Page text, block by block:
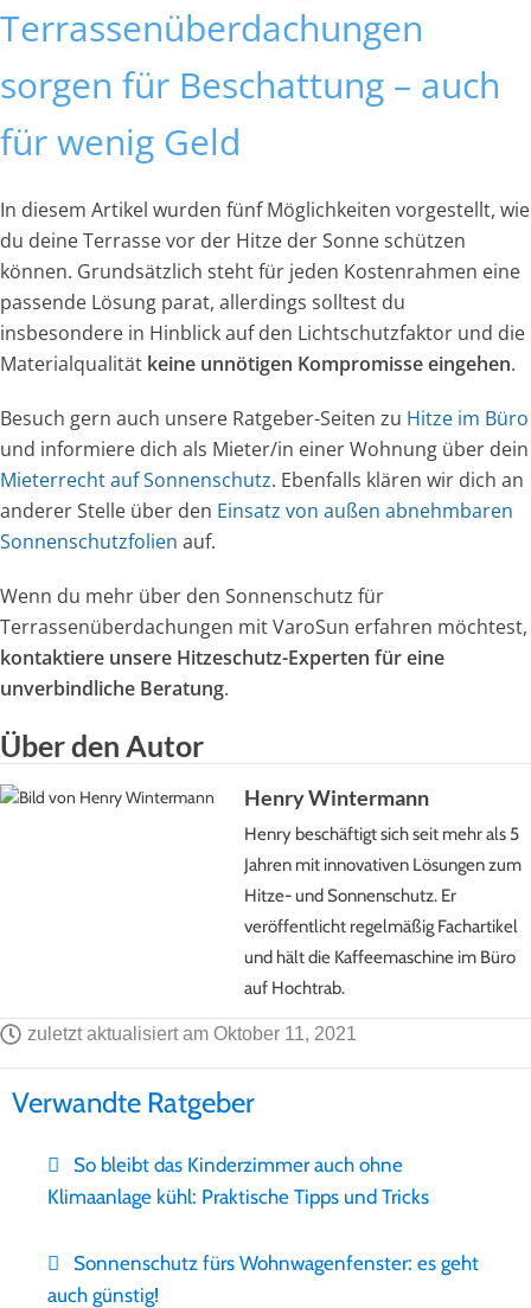
Terrassenüberdachungen
sorgen für Beschattung – auch
für wenig Geld
In diesem Artikel wurden fünf Möglichkeiten vorgestellt, wie
du deine Terrasse vor der Hitze der Sonne schützen
können. Grundsätzlich steht für jeden Kostenrahmen eine
passende Lösung parat, allerdings solltest du
insbesondere in Hinblick auf den Lichtschutzfaktor und die
Materialqualität keine unnötigen Kompromisse eingehen.
Besuch gern auch unsere Ratgeber-Seiten zu Hitze im Büro
und informiere dich als Mieter/in einer Wohnung über dein
Mieterrecht auf Sonnenschutz. Ebenfalls klären wir dich an
anderer Stelle über den Einsatz von außen abnehmbaren
Sonnenschutzfolien auf.
Wenn du mehr über den Sonnenschutz für
Terrassenüberdachungen mit VaroSun erfahren möchtest,
kontaktiere unsere Hitzeschutz-Experten für eine
unverbindliche Beratung.
Über den Autor
Henry Wintermann
Henry beschäftigt sich seit mehr als 5
Jahren mit innovativen Lösungen zum
Hitze- und Sonnenschutz. Er
veröffentlicht regelmäßig Fachartikel
und hält die Kaffeemaschine im Büro
auf Hochtrab.
zuletzt aktualisiert am Oktober 11, 2021
Verwandte Ratgeber
So bleibt das Kinderzimmer auch ohne
Klimaanlage kühl: Praktische Tipps und Tricks
Sonnenschutz fürs Wohnwagenfenster: es geht
auch günstig!